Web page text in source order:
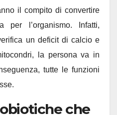
il compito di convertire
per l’organismo. Infatti,
un deficit di calcio e
la persona va in
tutte le funzioni
che